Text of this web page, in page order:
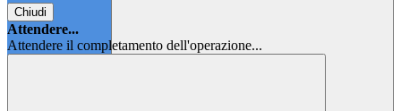
Chiudi
Attendere...
Attendere il completamento dell'operazione...